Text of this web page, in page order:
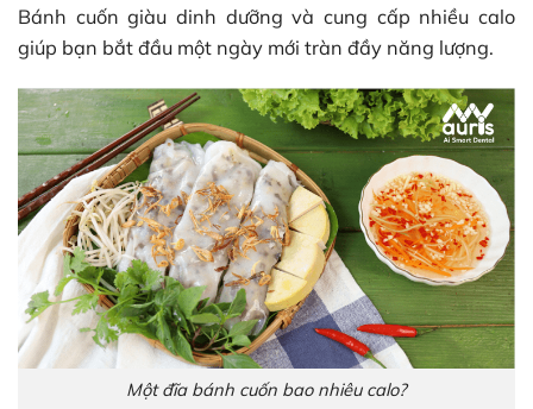
Bánh cuốn giàu dinh dưỡng và cung cấp nhiều calo
giúp bạn bắt đầu một ngày mới tràn đầy năng lượng.
Một đĩa bánh cuốn bao nhiêu calo?